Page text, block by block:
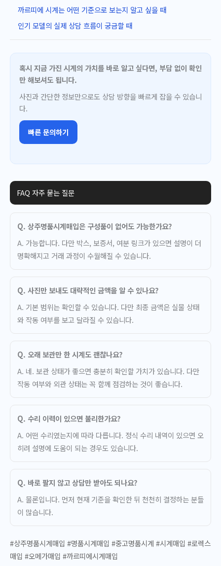
까르띠에 시계는 어떤 기준으로 보는지 알고 싶을 때
인기 모델의 실제 상담 흐름이 궁금할 때
혹시 지금 가진 시계의 가치를 바로 알고 싶다면, 부담 없이 확인
만 해보셔도 됩니다.
사진과 간단한 정보만으로도 상담 방향을 빠르게 잡을 수 있습니
다.
빠른 문의하기
FAQ 자주 묻는 질문
Q. 상주명품시계매입은 구성품이 없어도 가능한가요?
A. 가능합니다. 다만 박스, 보증서, 여분 링크가 있으면 설명이 더
명확해지고 거래 과정이 수월해질 수 있습니다.
Q. 사진만 보내도 대략적인 금액을 알 수 있나요?
A. 기본 범위는 확인할 수 있습니다. 다만 최종 금액은 실물 상태
와 작동 여부를 보고 달라질 수 있습니다.
Q. 오래 보관만 한 시계도 괜찮나요?
A. 네. 보관 상태가 좋으면 충분히 확인할 가치가 있습니다. 다만
작동 여부와 외관 상태는 꼭 함께 점검하는 것이 좋습니다.
Q. 수리 이력이 있으면 불리한가요?
A. 어떤 수리였는지에 따라 다릅니다. 정식 수리 내역이 있으면 오
히려 설명에 도움이 되는 경우도 있습니다.
Q. 바로 팔지 않고 상담만 받아도 되나요?
A. 물론입니다. 먼저 현재 기준을 확인한 뒤 천천히 결정하는 분들
이 많습니다.
#상주명품시계매입 #명품시계매입 #중고명품시계 #시계매입 #로렉스
매입 #오메가매입 #까르띠에시계매입